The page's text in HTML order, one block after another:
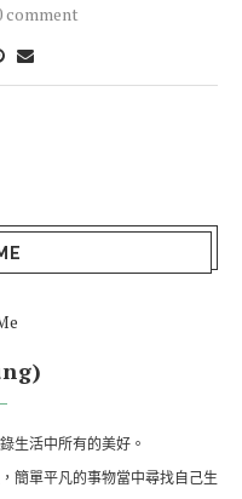
comment
生活中所有的美好。
簡單平凡的事物當中尋找自己生